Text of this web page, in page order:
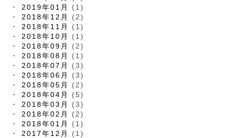
2019年01月
(1)
2018年12月
(2)
2018年11月
(1)
2018年10月
(1)
2018年09月
(2)
2018年08月
(1)
2018年07月
(3)
2018年06月
(3)
2018年05月
(2)
2018年04月
(5)
2018年03月
(3)
2018年02月
(2)
2018年01月
(1)
2017年12月
(1)